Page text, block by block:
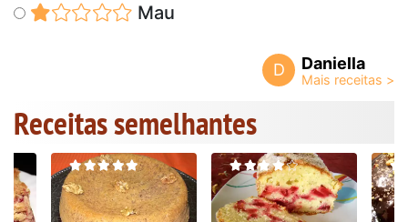
Mau
D Daniella
Receitas semelhantes